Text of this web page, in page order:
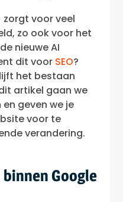
voor veel
zo ook voor het
nieuwe AI
dit voor SEO?
het bestaan
artikel gaan we
geven we je
voor te
verandering.
Google